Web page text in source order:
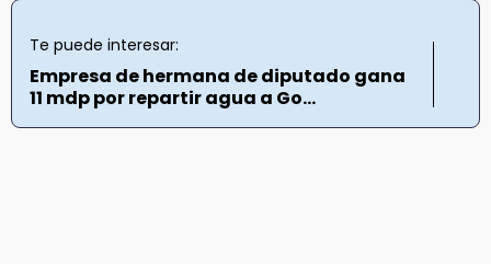
Te puede interesar:
Empresa de hermana de diputado gana
11 mdp por repartir agua a Go...